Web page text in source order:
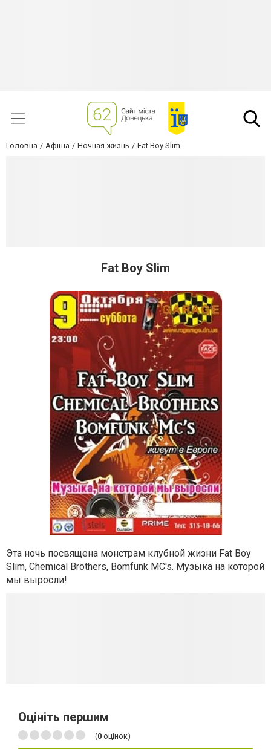
Головна Афіша Ночная жизнь Fat Boy Slim
Fat Boy Slim
Эта ночь посвящена монстрам клубной жизни Fat Boy
Slim, Chemical Brothers, Bomfunk MC's. Музыка на которой
мы выросли!
Оцініть першим
(0 оцінок)